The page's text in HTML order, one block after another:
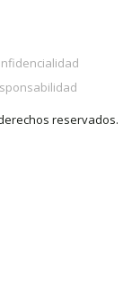
reservados.